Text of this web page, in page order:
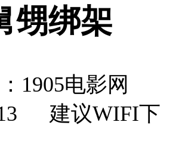
甥绑架
1905电影网
建议WIFI下